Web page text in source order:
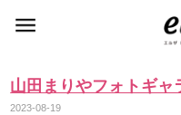
山田まりやフォトギャ
2023-08-19